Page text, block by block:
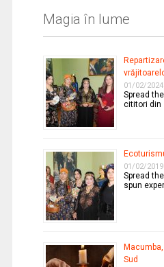
Magia în lume
01/02/2024
Spread
cititori din
01/02/2019
Spread
spun
Sud